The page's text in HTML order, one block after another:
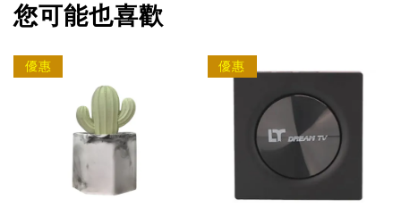
您可能也喜歡
優惠 優惠